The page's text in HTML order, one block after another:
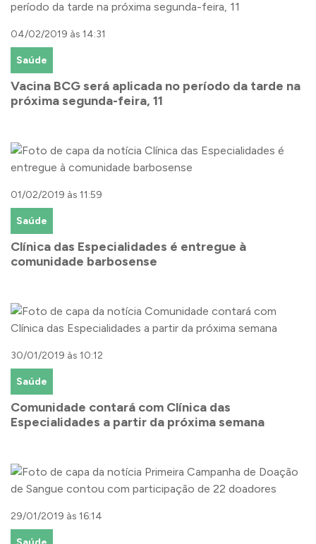
04/02/2019 às 14:31
Saúde
Vacina BCG será aplicada no período da tarde na
próxima segunda-feira, 11
01/02/2019 às 11:59
Saúde
Clínica das Especialidades é entregue à
comunidade barbosense
30/01/2019 às 10:12
Saúde
Comunidade contará com Clínica das
Especialidades a partir da próxima semana
29/01/2019 às 16:14